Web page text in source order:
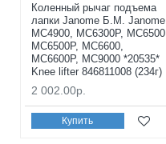
Коленный рычаг подъема
лапки Janome Б.М. Janome
MC4900, MC6300P, MC6500,
MC6500P, MC6600,
MC6600P, MC9000 *20535*
Knee lifter 846811008 (234г)
2 002.00р.
Купить